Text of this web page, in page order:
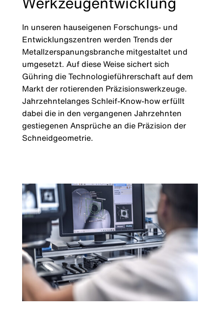
In unseren hauseigenen Forschungs- und
Entwicklungszentren werden Trends der
Metallzerspanungsbranche mitgestaltet und
umgesetzt. Auf diese Weise sichert sich
Gühring die Technologieführerschaft auf dem
Markt der rotierenden Präzisionswerkzeuge.
Jahrzehntelanges Schleif-Know-how erfüllt
dabei die in den vergangenen Jahrzehnten
gestiegenen Ansprüche an die Präzision der
Schneidgeometrie.